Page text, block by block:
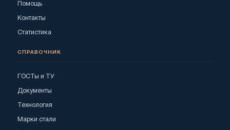
Помощь
Контакты
Статистика
СПРАВОЧНИК
ГОСТы и ТУ
Документы
Технология
Марки стали